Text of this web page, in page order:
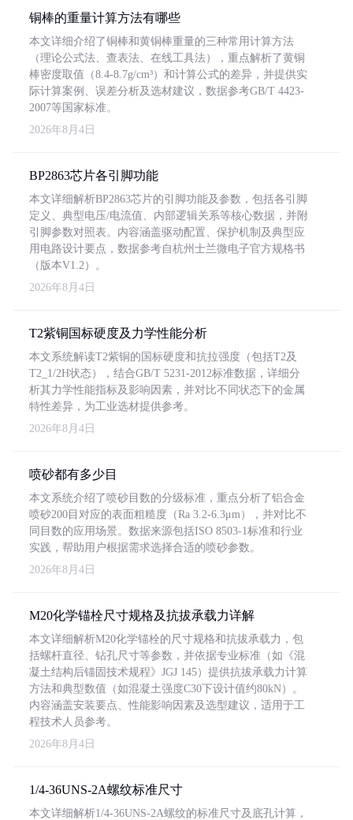
铜棒的重量计算方法有哪些
本文详细介绍了铜棒和黄铜棒重量的三种常用计算方法
（理论公式法、查表法、在线工具法），重点解析了黄铜
棒密度取值（8.4-8.7g/cm³）和计算公式的差异，并提供实
际计算案例、误差分析及选材建议，数据参考GB/T 4423-
2007等国家标准。
2026年8月4日
BP2863芯片各引脚功能
本文详细解析BP2863芯片的引脚功能及参数，包括各引脚
定义、典型电压/电流值、内部逻辑关系等核心数据，并附
引脚参数对照表。内容涵盖驱动配置、保护机制及典型应
用电路设计要点，数据参考自杭州士兰微电子官方规格书
（版本V1.2）。
2026年8月4日
T2紫铜国标硬度及力学性能分析
本文系统解读T2紫铜的国标硬度和抗拉强度（包括T2及
T2_1/2H状态），结合GB/T 5231-2012标准数据，详细分
析其力学性能指标及影响因素，并对比不同状态下的金属
特性差异，为工业选材提供参考。
2026年8月4日
喷砂都有多少目
本文系统介绍了喷砂目数的分级标准，重点分析了铝合金
喷砂200目对应的表面粗糙度（Ra 3.2-6.3μm），并对比不
同目数的应用场景。数据来源包括ISO 8503-1标准和行业
实践，帮助用户根据需求选择合适的喷砂参数。
2026年8月4日
M20化学锚栓尺寸规格及抗拔承载力详解
本文详细解析M20化学锚栓的尺寸规格和抗拔承载力，包
括螺杆直径、钻孔尺寸等参数，并依据专业标准（如《混
凝土结构后锚固技术规程》JGJ 145）提供抗拔承载力计算
方法和典型数值（如混凝土强度C30下设计值约80kN）。
内容涵盖安装要点、性能影响因素及选型建议，适用于工
程技术人员参考。
2026年8月4日
1/4-36UNS-2A螺纹标准尺寸
本文详细解析1/4-36UNS-2A螺纹的标准尺寸及底孔计算，